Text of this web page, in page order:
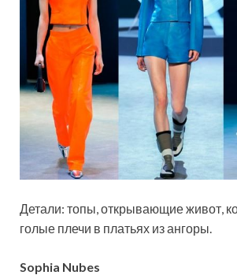
Детали: топы, открывающие живот,
голые плечи в платьях из ангоры.
Sophia Nubes